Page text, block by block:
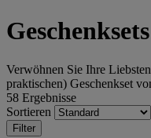
Geschenksets
Verwöhnen Sie Ihre
praktischen) Geschenkset
58 Ergebnisse
Sortieren
Filter